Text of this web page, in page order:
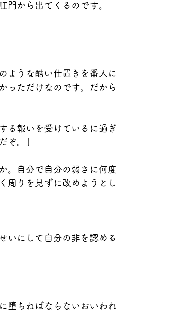
門から出てくるのです。
ような酷い仕置きを番人に
っただけなのです。だから
る報いを受けているに過ぎ
ぞ。」
。自分で自分の弱さに何度
周りを見ずに改めようとし
いにして自分の非を認める
堕ちねばならないおいわれ